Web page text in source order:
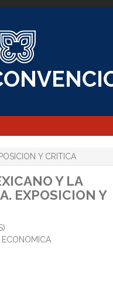
Y CRITICA
Y LA
EXPOSICION Y